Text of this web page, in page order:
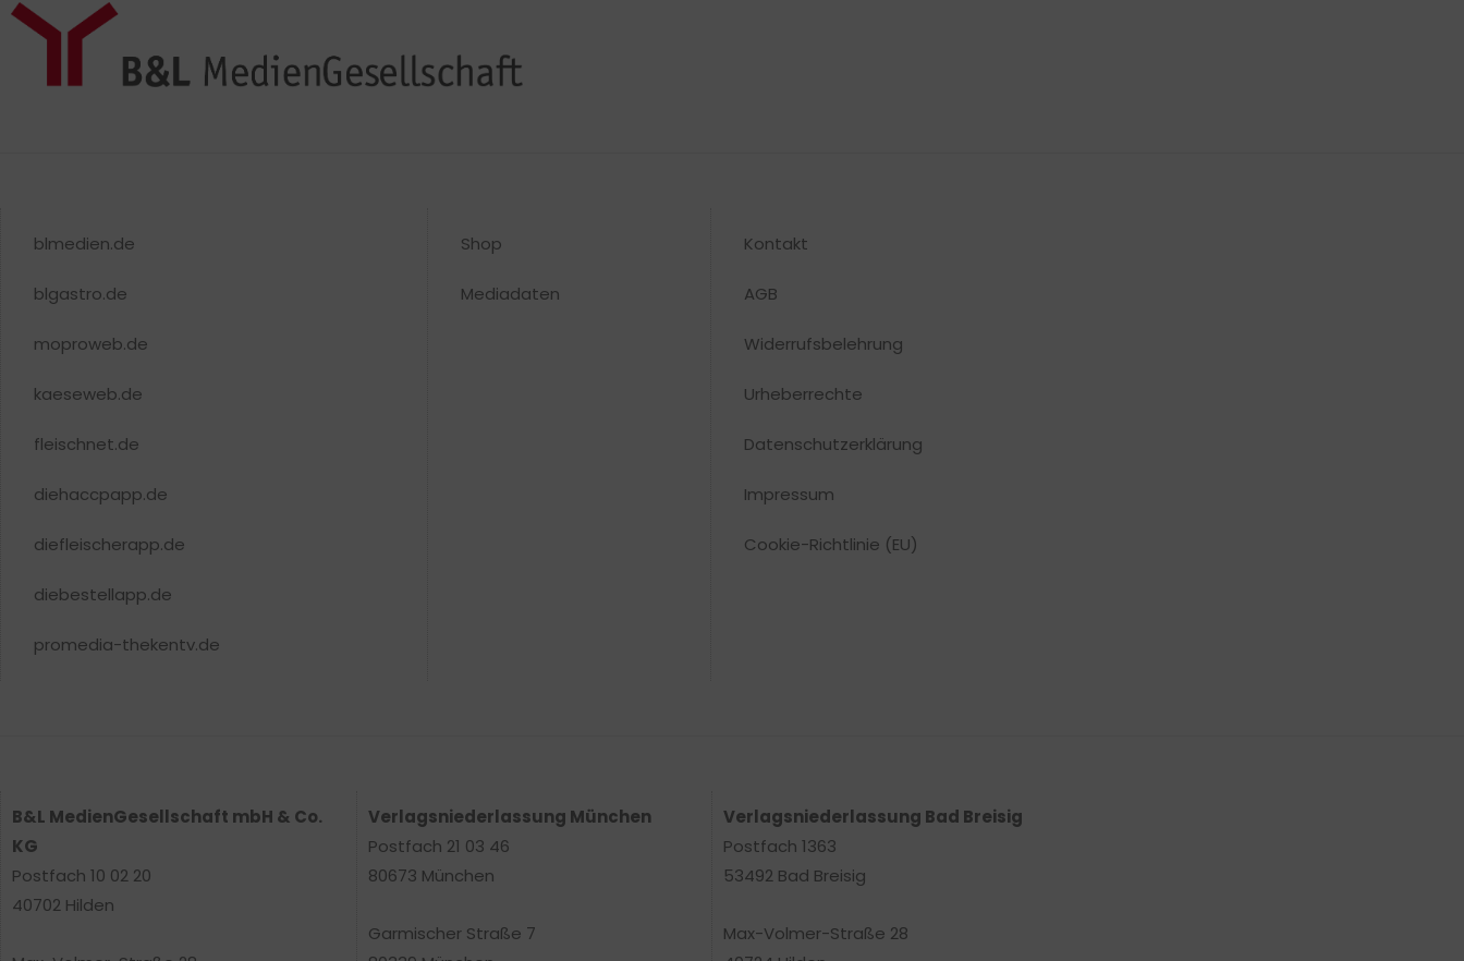
blmedien.de
blgastro.de
moproweb.de
kaeseweb.de
fleischnet.de
diehaccpapp.de
diefleischerapp.de
diebestellapp.de
promedia-thekentv.de
Shop
Mediadaten
Kontakt
AGB
Widerrufsbelehrung
Urheberrechte​
Datenschutzerklärung
Impressum
Cookie-Richtlinie (EU)
B&L MedienGesellschaft mbH & Co.
KG
Postfach 10 02 20
40702 Hilden
Verlagsniederlassung München
Postfach 21 03 46
80673 München
Garmischer Straße 7
Verlagsniederlassung Bad Breisig
Postfach 1363
53492 Bad Breisig
Max-Volmer-Straße 28